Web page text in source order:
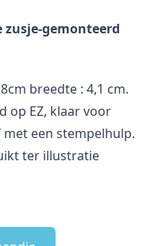
gemonteerd
breedte : 4,1 cm.
op EZ, klaar voor
een stempelhulp.
ter illustratie